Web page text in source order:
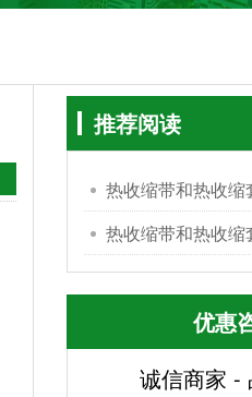
推荐阅读
热收缩带和热收
热收缩带和热收
优惠
诚信商家 -